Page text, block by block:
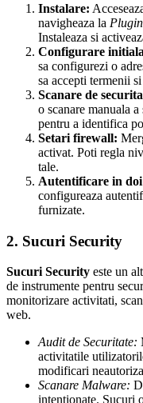
Instalare:
navigheaza la
Instaleaza si
Configurare
sa configurezi o
sa accepti termenii
Scanare de
o scanare manuala
pentru a identifica
Setari firewall:
activat. Poti regla
tale.
Autentificare in
configureaza
furnizate.
2. Sucuri Security
Sucuri Security este un
de instrumente pentru
monitorizare activitati,
web.
Audit de Securitate:
activitatile
modificari
Scanare Malware:
intentionate. Sucuri